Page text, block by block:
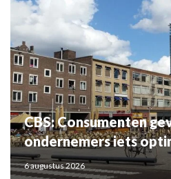
CBS: Consumenten
ondernemers iets
6 augustus 2026